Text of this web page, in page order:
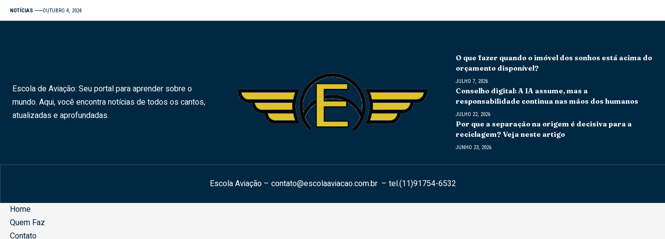
NOTÍCIAS OUTUBRO 4, 2024
Escola de Aviação: Seu portal para aprender sobre o
mundo. Aqui, você encontra notícias de todos os cantos,
atualizadas e aprofundadas.
O que fazer quando o imóvel dos sonhos está acima do
orçamento disponível?
JULHO 7, 2026
Conselho digital: A IA assume, mas a
responsabilidade continua nas mãos dos humanos
JULHO 22, 2026
Por que a separação na origem é decisiva para a
reciclagem? Veja neste artigo
JUNHO 23, 2026
Escola Aviação – contato@escolaaviacao.com.br– tel.(11)91754-6532
Home
Quem Faz
Contato